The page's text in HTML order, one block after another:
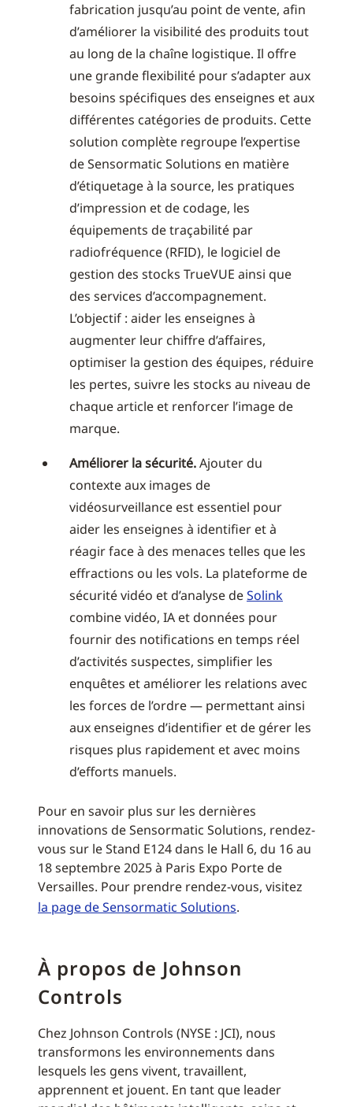
fabrication jusqu’au point de vente, afin
d’améliorer la visibilité des produits tout
au long de la chaîne logistique. Il offre
une grande flexibilité pour s’adapter aux
besoins spécifiques des enseignes et aux
différentes catégories de produits. Cette
solution complète regroupe l’expertise
de Sensormatic Solutions en matière
d’étiquetage à la source, les pratiques
d’impression et de codage, les
équipements de traçabilité par
radiofréquence (RFID), le logiciel de
gestion des stocks TrueVUE ainsi que
des services d’accompagnement.
L’objectif : aider les enseignes à
augmenter leur chiffre d’affaires,
optimiser la gestion des équipes, réduire
les pertes, suivre les stocks au niveau de
chaque article et renforcer l’image de
marque.
Améliorer la sécurité.Ajouter du
contexte aux images de
vidéosurveillance est essentiel pour
aider les enseignes à identifier et à
réagir face à des menaces telles que les
effractions ou les vols. La plateforme de
sécurité vidéo et d’analyse deSolink
combine vidéo, IA et données pour
fournir des notifications en temps réel
d’activités suspectes, simplifier les
enquêtes et améliorer les relations avec
les forces de l’ordre — permettant ainsi
aux enseignes d’identifier et de gérer les
risques plus rapidement et avec moins
d’efforts manuels.
Pour en savoir plus sur les dernières
innovations de Sensormatic Solutions, rendez-
vous sur le Stand E124 dans le Hall 6, du 16 au
18 septembre 2025 à Paris Expo Porte de
Versailles. Pour prendre rendez-vous, visitez
la page de Sensormatic Solutions.
À propos de Johnson
Controls
Chez Johnson Controls (NYSE : JCI), nous
transformons les environnements dans
lesquels les gens vivent, travaillent,
apprennent et jouent. En tant que leader